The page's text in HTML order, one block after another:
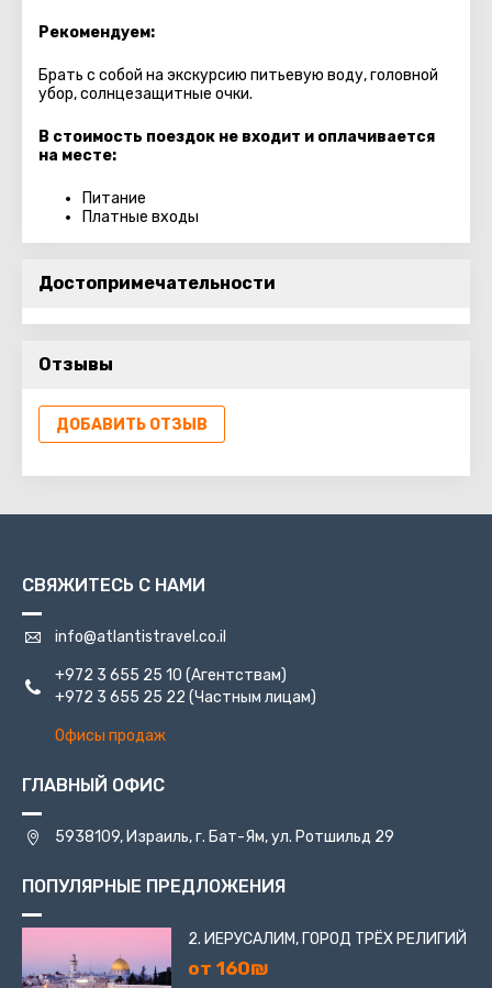
Рекомендуем:
Брать с собой на экскурсию питьевую воду, головной
убор, солнцезащитные очки.
В стоимость поездок не входит и оплачивается
на месте:
Питание
Платные входы
Достопримечательности
Отзывы
ДОБАВИТЬ ОТЗЫВ
СВЯЖИТЕСЬ С НАМИ
info@atlantistravel.co.il
+972 3 655 25 10 (Агентствам)
+972 3 655 25 22 (Частным лицам)
Офисы продаж
ГЛАВНЫЙ ОФИС
5938109, Израиль, г. Бат-Ям, ул. Ротшильд 29
ПОПУЛЯРНЫЕ ПРЕДЛОЖЕНИЯ
2. ИЕРУСАЛИМ, ГОРОД ТРЁХ РЕЛИГИЙ
от 160₪